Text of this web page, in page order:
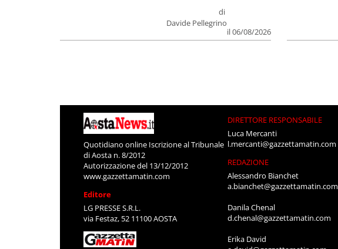
di
Davide Pellegrino
il 06/08/2026
Quotidiano online Iscrizione al Tribunale
di Aosta n. 8/2012
Autorizzazione del 13/12/2012
www.gazzettamatin.com
Editore
LG PRESSE S.R.L.
via Festaz, 52 11100 AOSTA
DIRETTORE RESPONSABILE
Luca Mercanti
l.mercanti@gazzettamatin.com
REDAZIONE
Alessandro Bianchet
a.bianchet@gazzettamatin.com
Danila Chenal
d.chenal@gazzettamatin.com
Erika David